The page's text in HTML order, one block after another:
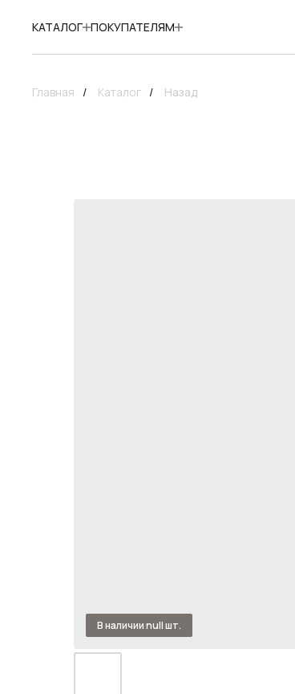
КАТАЛОГ ПОКУПАТЕЛЯМ
Главная / Каталог / Назад